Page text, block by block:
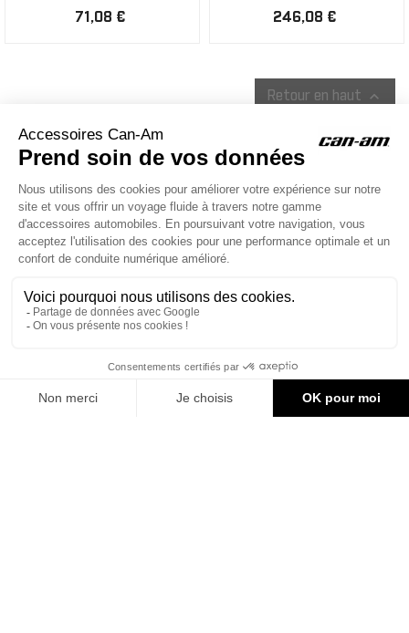
71,08 € 246,08 €
Retour en haut 
ACCESSOIRES CAN-AM
Le site d'accessoires Can-Am vous propose des accessoires d'origine
pour équiper votre véhicule 3 roues (On Road) ou votre véhicule tout
© Groupe Legrand 2025